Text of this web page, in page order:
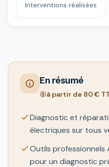
Interventions réalisées
En résumé
à partir de 80 €
Diagnostic et
électriques sur tous
Outils professionnels
pour un diagnostic